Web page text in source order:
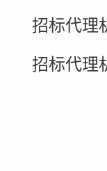
招标代理
招标代理